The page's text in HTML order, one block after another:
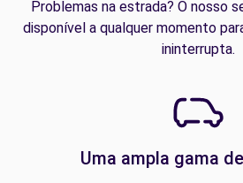
Problemas na estrada? O nosso
disponível a qualquer momento
ininterrupta.
Uma ampla gama